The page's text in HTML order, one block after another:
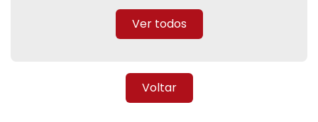
Ver todos
Voltar